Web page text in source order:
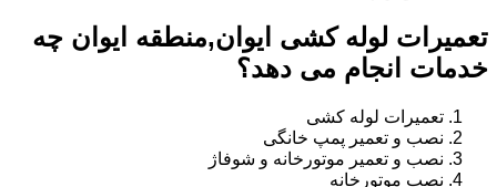
تعمیرات لوله کشی ایوان,منطقه ایوان چه
خدمات انجام می دهد؟
تعمیرات لوله کشی
نصب و تعمیر پمپ خانگی
نصب و تعمیر موتورخانه و شوفاژ
نصب موتورخانه